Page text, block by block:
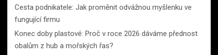
Cesta podnikatele: Jak proměnit odvážnou myšlenku ve
fungující firmu
Konec doby plastové: Proč v roce 2026 dáváme přednost
obalům z hub a mořských řas?